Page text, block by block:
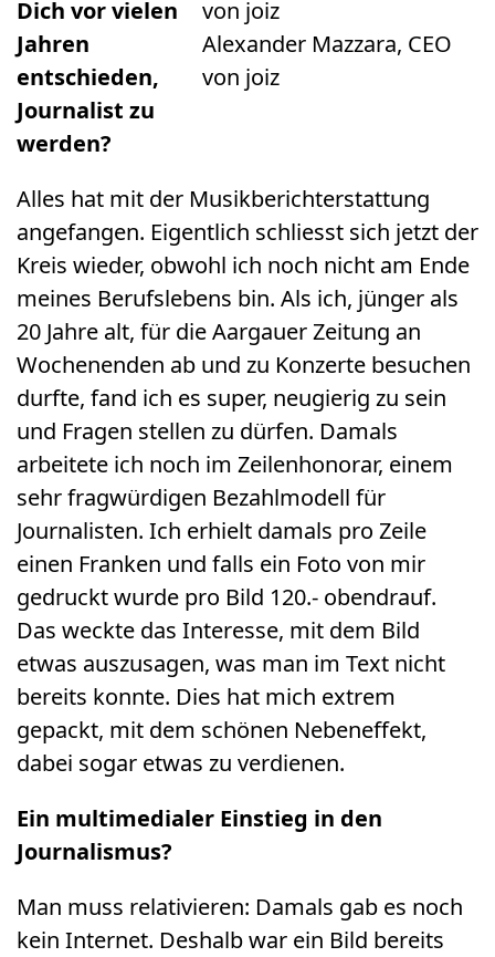
Alexander Mazzara, CEO
von joiz
Dich vor vielen
Jahren
entschieden,
Journalist zu
werden?
Alles hat mit der Musikberichterstattung
angefangen. Eigentlich schliesst sich jetzt der
Kreis wieder, obwohl ich noch nicht am Ende
meines Berufslebens bin. Als ich, jünger als
20 Jahre alt, für die Aargauer Zeitung an
Wochenenden ab und zu Konzerte besuchen
durfte, fand ich es super, neugierig zu sein
und Fragen stellen zu dürfen. Damals
arbeitete ich noch im Zeilenhonorar, einem
sehr fragwürdigen Bezahlmodell für
Journalisten. Ich erhielt damals pro Zeile
einen Franken und falls ein Foto von mir
gedruckt wurde pro Bild 120.- obendrauf.
Das weckte das Interesse, mit dem Bild
etwas auszusagen, was man im Text nicht
bereits konnte. Dies hat mich extrem
gepackt, mit dem schönen Nebeneffekt,
dabei sogar etwas zu verdienen.
Ein multimedialer Einstieg in den
Journalismus?
Man muss relativieren: Damals gab es noch
kein Internet. Deshalb war ein Bild bereits